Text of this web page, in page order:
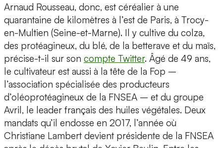
Arnaud Rousseau, donc, est céréalier à une
quarantaine de kilomètres à l’est de Paris, à Trocy-
en-Multien (Seine-et-Marne). Il y cultive du colza,
des protéagineux, du blé, de la betterave et du maïs,
précise-t-il sur son compte Twitter. Âgé de 49 ans,
le cultivateur est aussi à la tête de la Fop –
l’association spécialisée des producteurs
d’oléoprotéagineux de la FNSEA – et du groupe
Avril, le leader français des huiles végétales. Deux
mandats qu’il endosse en 2017, l’année où
Christiane Lambert devient présidente de la FNSEA